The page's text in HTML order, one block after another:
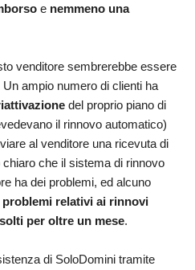
e nemmeno una
venditore sembrerebbe essere
ampio numero di clienti ha
del proprio piano di
il rinnovo automatico)
al venditore una ricevuta di
che il sistema di rinnovo
ha dei problemi, ed alcuno
problemi relativi ai rinnovi
per oltre un mese.
di SoloDomini tramite